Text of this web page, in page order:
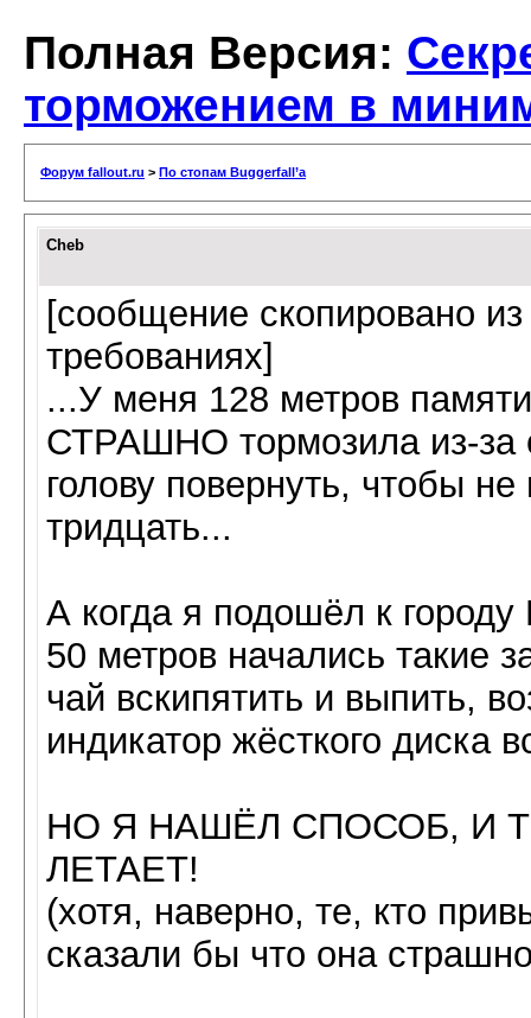
Полная Версия:
торможением в
Форум fallout.ru > По стопам Buggerfall’а
Cheb
[сообщение скопировано
требованиях]
...У меня 128 метров
СТРАШНО тормозила из-за
голову повернуть, чтобы
тридцать...
А когда я подошёл к
50 метров начались такие
чай вскипятить и выпить,
индикатор жёсткого диска
НО Я НАШЁЛ СПОСОБ, И
ЛЕТАЕТ!
(хотя, наверно, те, кто
сказали бы что она